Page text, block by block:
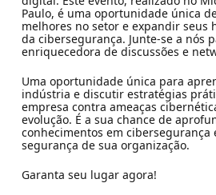
Paulo, é uma oportunidade única
melhores no setor e expandir seus
da cibersegurança. Junte-se a nós
enriquecedora de discussões e
Uma oportunidade única para
indústria e discutir estratégias
empresa contra ameaças
evolução. É a sua chance de
conhecimentos em cibersegurança
segurança de sua organização.
Garanta seu lugar agora!